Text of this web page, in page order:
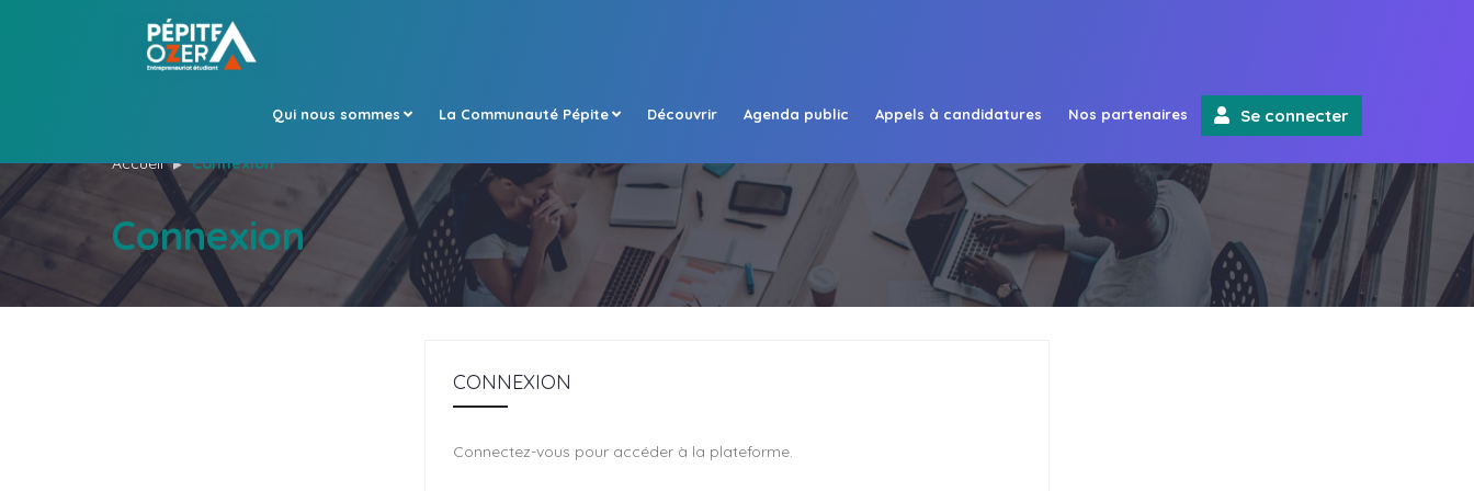
Qui nous sommes La Communauté Pépite Découvrir Agenda public Appels à candidatures Nos partenaires Se connecter
Accueil Connexion
Connexion
CONNEXION
Connectez-vous pour accéder à la plateforme.